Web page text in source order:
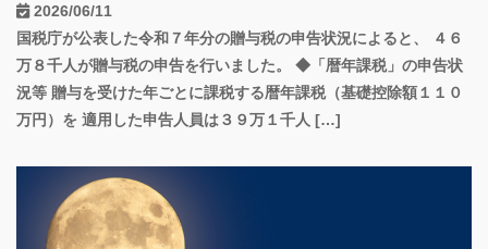
2026/06/11
国税庁が公表した令和７年分の贈与税の申告状況によると、 ４６
万８千人が贈与税の申告を行いました。 ◆「暦年課税」の申告状
況等 贈与を受けた年ごとに課税する暦年課税（基礎控除額１１０
万円）を 適用した申告人員は３９万１千人 […]